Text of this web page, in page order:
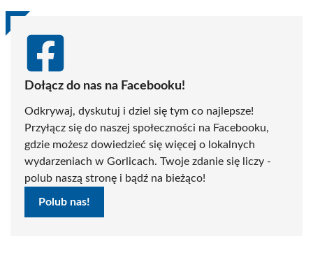
Dołącz do nas na Facebooku!
Odkrywaj, dyskutuj i dziel się tym co najlepsze!
Przyłącz się do naszej społeczności na Facebooku,
gdzie możesz dowiedzieć się więcej o lokalnych
wydarzeniach w Gorlicach. Twoje zdanie się liczy -
polub naszą stronę i bądź na bieżąco!
Polub nas!